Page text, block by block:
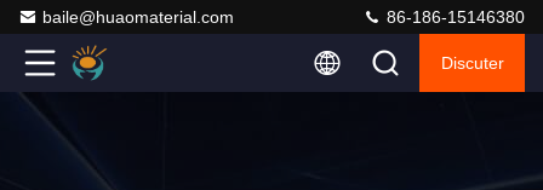
baile@huaomaterial.com 86-186-15146380
Discuter